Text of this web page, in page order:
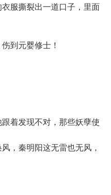
服撕裂出一道口子，里面
到元婴修士！
着发现不对，那些妖孽使
，秦明阳这无雷也无风，